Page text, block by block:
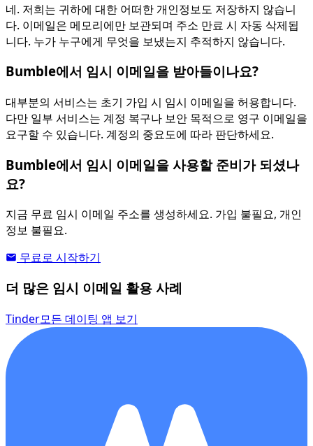
네. 저희는 귀하에 대한 어떠한 개인정보도 저장하지 않습니
다. 이메일은 메모리에만 보관되며 주소 만료 시 자동 삭제됩
니다. 누가 누구에게 무엇을 보냈는지 추적하지 않습니다.
Bumble에서 임시 이메일을 받아들이나요?
대부분의 서비스는 초기 가입 시 임시 이메일을 허용합니다.
다만 일부 서비스는 계정 복구나 보안 목적으로 영구 이메일을
요구할 수 있습니다. 계정의 중요도에 따라 판단하세요.
Bumble에서 임시 이메일을 사용할 준비가 되셨나
요?
지금 무료 임시 이메일 주소를 생성하세요. 가입 불필요, 개인
정보 불필요.
무료로 시작하기
더 많은 임시 이메일 활용 사례
Tinder모든 데이팅 앱 보기